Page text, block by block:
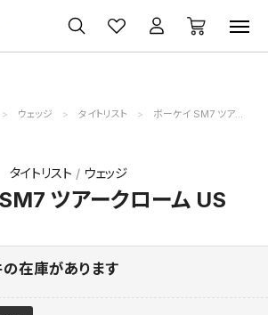
フ用品
買取
無料査定
クーポン
一覧
ウェッジ タイトリスト ボーケイ SM7 ツアークローム US
タイトリスト ウェッジ
ツアークローム US
在庫があります